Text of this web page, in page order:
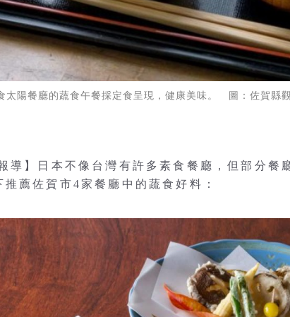
太陽餐廳的蔬食午餐採定食呈現，健康美味。 圖：佐賀縣
導】日本不像台灣有許多素食餐廳，但部分餐
薦佐賀市4家餐廳中的蔬食好料：